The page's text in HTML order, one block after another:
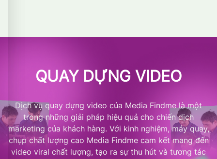
QUAY DỰNG VIDEO
Dịch vụ quay dựng video của Media Findme là một
trong những giải pháp hiệu quả cho chiến dịch
marketing của khách hàng. Với kinh nghiệm, máy quay,
chụp chất lượng cao Media Findme cam kết mang đến
video viral chất lượng, tạo ra sự thu hút và tương tác